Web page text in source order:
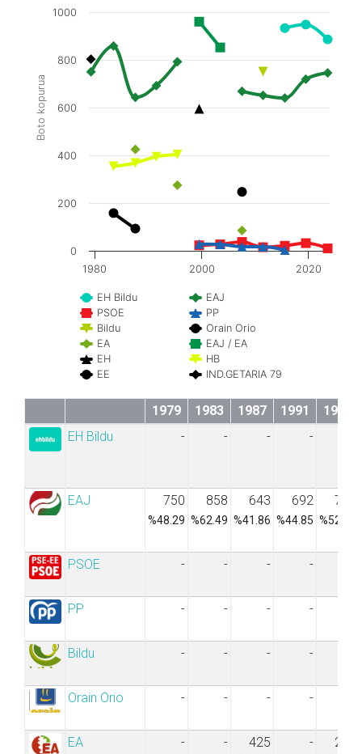
Boto kopurua
EH Bildu
EAJ
PSOE
PP
Bildu
Orain Orio
EA
EAJ / EA
EH
HB
EE
IND.GETARIA 79
1980 2000 2020
0
200
400
600
800
1000
1979 1983 1987 1991
1995
EH Bildu
- - - -
EAJ 750
%48.29
858
%62.49
643
%41.86
692
%44.85
792
%52.62
PSOE - - - -
PP - - - -
Bildu - - - -
Orain Orio - - - -
EA - - 425 - 275